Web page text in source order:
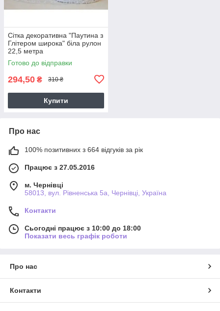
Сітка декоративна "Паутина з
Глітером широка" біла рулон
22,5 метра
Готово до відправки
294,50 ₴ 310 ₴
Купити
Про нас
100% позитивних з 664 відгуків за рік
Працює з 27.05.2016
м. Чернівці
58013, вул. Рівненська 5а, Чернівці, Україна
Контакти
Сьогодні працює з 10:00 до 18:00
Показати весь графік роботи
Про нас
Контакти